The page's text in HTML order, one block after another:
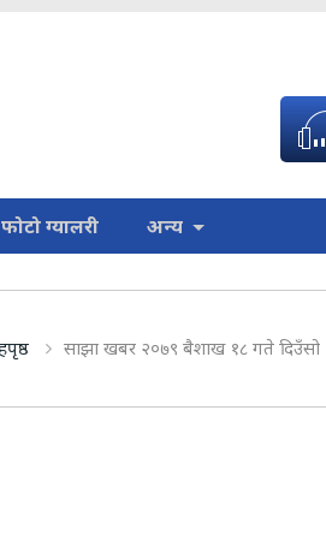
फोटो ग्यालरी अन्य
साझा खबर २०७९ बैशाख १८ गते